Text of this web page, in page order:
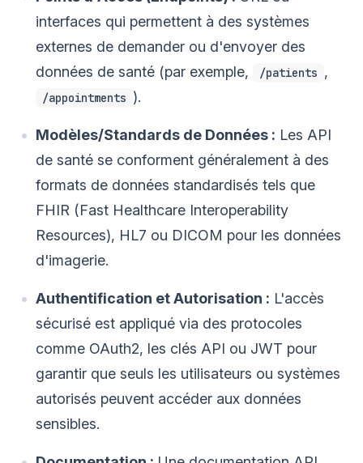
interfaces qui permettent à des systèmes
externes de demander ou d'envoyer des
données de santé (par exemple,
/patients ,
/appointments ).
Modèles/Standards de Données : Les API
de santé se conforment généralement à des
formats de données standardisés tels que
FHIR (Fast Healthcare Interoperability
Resources), HL7 ou DICOM pour les données
d'imagerie.
Authentification et Autorisation : L'accès
sécurisé est appliqué via des protocoles
comme OAuth2, les clés API ou JWT pour
garantir que seuls les utilisateurs ou systèmes
autorisés peuvent accéder aux données
sensibles.